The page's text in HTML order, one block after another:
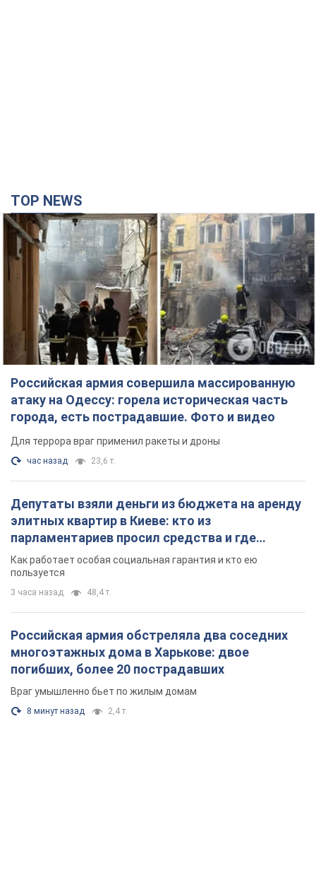
TOP NEWS
Российская армия совершила массированную
атаку на Одессу: горела историческая часть
города, есть пострадавшие. Фото и видео
Для террора враг применил ракеты и дроны
час назад 23,6 т.
Депутаты взяли деньги из бюджета на аренду
элитных квартир в Киеве: кто из
парламентариев просил средства и где
поселился
Как работает особая социальная гарантия и кто ею
пользуется
3 часа назад 48,4 т.
Российская армия обстреляла два соседних
многоэтажных дома в Харькове: двое
погибших, более 20 пострадавших
Враг умышленно бьет по жилым домам
8 минут назад 2,4 т.